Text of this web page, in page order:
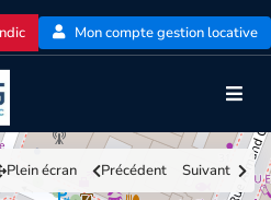
Mon compte gestion locative
Plein écran Précédent Suivant